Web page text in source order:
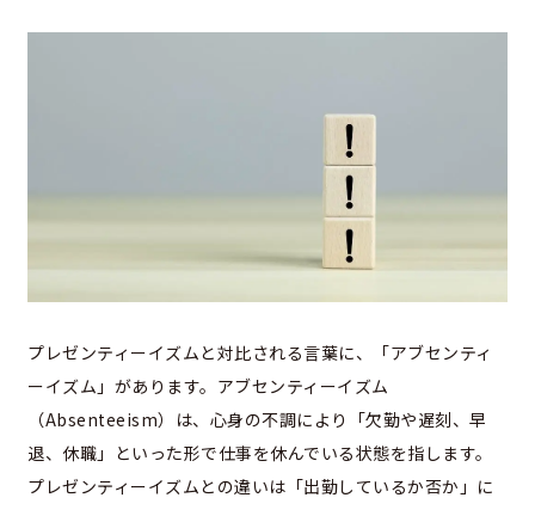
プレゼンティーイズムと対比される言葉に、「アブセンティ
ーイズム」があります。アブセンティーイズム
（Absenteeism）は、心身の不調により「欠勤や遅刻、早
退、休職」といった形で仕事を休んでいる状態を指します。
プレゼンティーイズムとの違いは「出勤しているか否か」に